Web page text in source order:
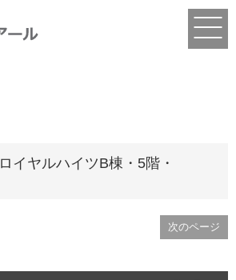
イヤルハイツB棟・5階・
次のページ